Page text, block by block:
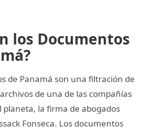
los Documentos
de Panamá son una filtración de
de una de las compañías
planeta, la firma de abogados
Fonseca. Los documentos